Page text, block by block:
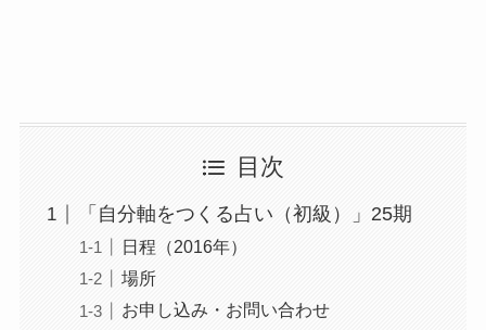
目次
「自分軸をつくる占い（初級）」25期
日程（2016年）
場所
お申し込み・お問い合わせ